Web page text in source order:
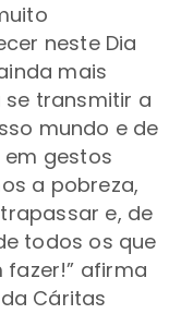
neste Dia
mais
se transmitir a
mundo e de
gestos
a pobreza,
e, de
todos os que
afirma
Cáritas